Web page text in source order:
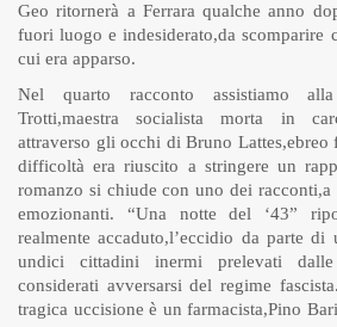
Geo ritornerà a Ferrara qualche anno
fuori luogo e indesiderato,da scomparire
cui era apparso.
Nel quarto racconto assistiamo
Trotti,maestra socialista morta in
attraverso gli occhi di Bruno Lattes,ebreo
difficoltà era riuscito a stringere un
romanzo si chiude con uno dei
emozionanti. “Una notte del ‘43”
realmente accaduto,l’eccidio da parte
undici cittadini inermi prelevati
considerati avversarsi del regime
tragica uccisione è un farmacista,Pino